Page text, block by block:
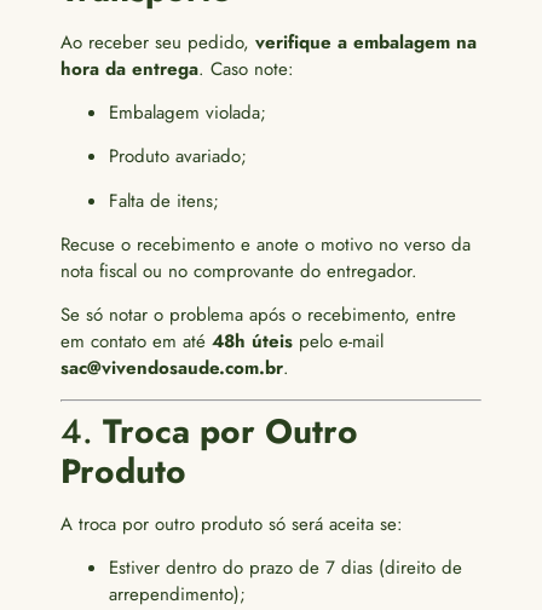
Ao receber seu pedido, verifique a embalagem na
hora da entrega. Caso note:
Embalagem violada;
Produto avariado;
Falta de itens;
Recuse o recebimento e anote o motivo no verso da
nota fiscal ou no comprovante do entregador.
Se só notar o problema após o recebimento, entre
em contato em até 48h úteis pelo e-mail
sac@vivendosaude.com.br.
4. Troca por Outro
Produto
A troca por outro produto só será aceita se:
Estiver dentro do prazo de 7 dias (direito de
arrependimento);